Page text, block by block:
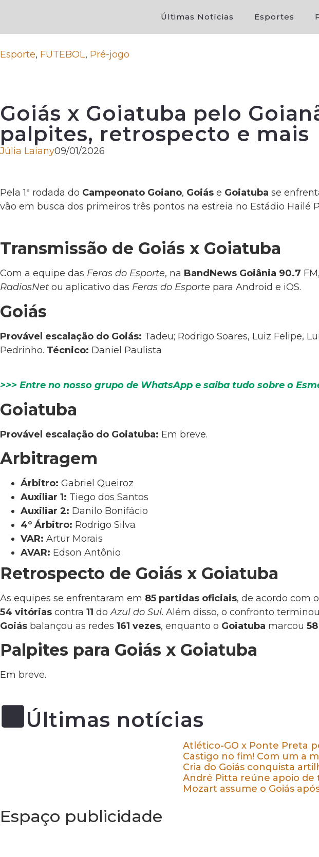
Últimas Notícias Esportes
Esporte, FUTEBOL, Pré-jogo
Goiás x Goiatuba pelo
palpites, retrospecto e mais
Júlia Laiany09/01/2026
Pela 1ª rodada do Campeonato Goiano, Goiás e Goiatuba se
vão em busca dos primeiros três pontos na estreia no Estádio Hailé
Transmissão de Goiás x Goiatuba
Com a equipe das Feras do Esporte, na BandNews Goiânia 90.7
RadiosNet ou aplicativo das Feras do Esporte para Android e iOS.
Goiás
Provável escalação do Goiás: Tadeu; Rodrigo Soares, Luiz Felipe,
Pedrinho. Técnico: Daniel Paulista
>>> Entre no nosso grupo de WhatsApp e saiba tudo sobre o
Goiatuba
Provável escalação do Goiatuba: Em breve.
Arbitragem
Árbitro: Gabriel Queiroz
Auxiliar 1: Tiego dos Santos
Auxiliar 2: Danilo Bonifácio
4º Árbitro: Rodrigo Silva
VAR: Artur Morais
AVAR: Edson Antônio
Retrospecto de Goiás x Goiatuba
As equipes se enfrentaram em 85 partidas oficiais, de acordo com o
54 vitórias contra 11 doAzul do Sul. Além disso, o confronto
Goiás balançou as redes 161 vezes, enquanto o Goiatuba marcou
Palpites para Goiás x Goiatuba
Em breve.
Últimas notícias
Atlético-GO x Ponte Preta
Castigo no fim! Com um a
Cria do Goiás conquista
André Pitta reúne apoio de
Mozart assume o Goiás
Espaço publicidade